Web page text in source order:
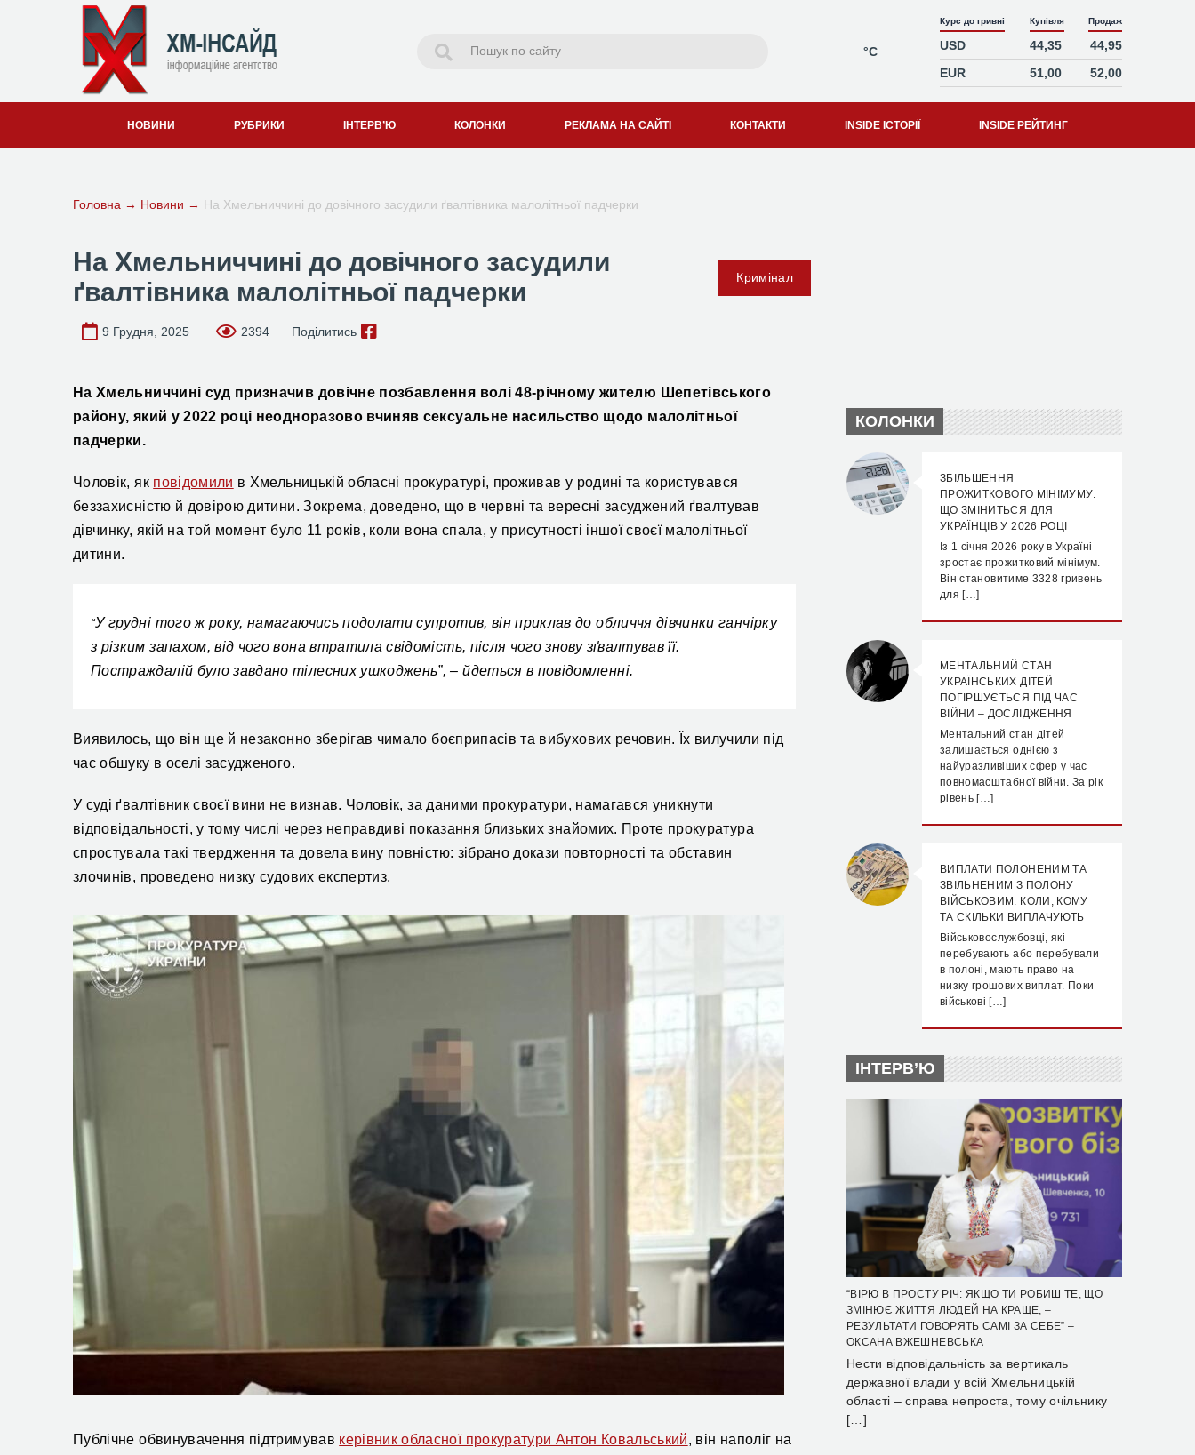
°C
Курс до гривні Купівля Продаж
USD 44,35
44,95
EUR
51,00 52,00
НОВИНИ РУБРИКИ ІНТЕРВ’Ю КОЛОНКИ РЕКЛАМА НА САЙТІ КОНТАКТИ INSIDE ІСТОРІЇ INSIDE РЕЙТИНГ
Головна → Новини → На Хмельниччині до довічного засудили ґвалтівника малолітньої падчерки
На Хмельниччині до довічного засудили
ґвалтівника малолітньої падчерки
Кримінал
9 Грудня, 2025 2394 Поділитись
На Хмельниччині суд призначив довічне позбавлення волі 48-річному жителю Шепетівського
району, який у 2022 році неодноразово вчиняв сексуальне насильство щодо малолітньої
падчерки.
Чоловік, як повідомили в Хмельницькій обласні прокуратурі, проживав у родині та користувався
беззахисністю й довірою дитини. Зокрема, доведено, що в червні та вересні засуджений ґвалтував
дівчинку, якій на той момент було 11 років, коли вона спала, у присутності іншої своєї малолітньої
дитини.
“У грудні того ж року, намагаючись подолати супротив, він приклав до обличчя дівчинки ганчірку
з різким запахом, від чого вона втратила свідомість, після чого знову зґвалтував її.
Постраждалій було завдано тілесних ушкоджень”, – йдеться в повідомленні.
Виявилось, що він ще й незаконно зберігав чимало боєприпасів та вибухових речовин. Їх вилучили під
час обшуку в оселі засудженого.
У суді ґвалтівник своєї вини не визнав. Чоловік, за даними прокуратури, намагався уникнути
відповідальності, у тому числі через неправдиві показання близьких знайомих. Проте прокуратура
спростувала такі твердження та довела вину повністю: зібрано докази повторності та обставин
злочинів, проведено низку судових експертиз.
Публічне обвинувачення підтримував керівник обласної прокуратури Антон Ковальський, він наполіг на
КОЛОНКИ
ЗБІЛЬШЕННЯ
ПРОЖИТКОВОГО МІНІМУМУ:
ЩО ЗМІНИТЬСЯ ДЛЯ
УКРАЇНЦІВ У 2026 РОЦІ
Із 1 січня 2026 року в Україні
зростає прожитковий мінімум.
Він становитиме 3328 гривень
для […]
МЕНТАЛЬНИЙ СТАН
УКРАЇНСЬКИХ ДІТЕЙ
ПОГІРШУЄТЬСЯ ПІД ЧАС
ВІЙНИ – ДОСЛІДЖЕННЯ
Ментальний стан дітей
залишається однією з
найуразливіших сфер у час
повномасштабної війни. За рік
рівень […]
ВИПЛАТИ ПОЛОНЕНИМ ТА
ЗВІЛЬНЕНИМ З ПОЛОНУ
ВІЙСЬКОВИМ: КОЛИ, КОМУ
ТА СКІЛЬКИ ВИПЛАЧУЮТЬ
Військовослужбовці, які
перебувають або перебували
в полоні, мають право на
низку грошових виплат. Поки
військові […]
ІНТЕРВ’Ю
“ВІРЮ В ПРОСТУ РІЧ: ЯКЩО ТИ РОБИШ ТЕ, ЩО
ЗМІНЮЄ ЖИТТЯ ЛЮДЕЙ НА КРАЩЕ, –
РЕЗУЛЬТАТИ ГОВОРЯТЬ САМІ ЗА СЕБЕ” –
ОКСАНА ВЖЕШНЕВСЬКА
Нести відповідальність за вертикаль
державної влади у всій Хмельницькій
області – справа непроста, тому очільнику
[…]